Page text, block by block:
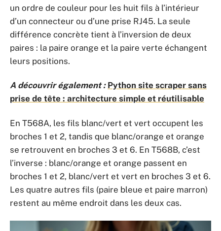
un ordre de couleur pour les huit fils à l’intérieur
d’un connecteur ou d’une prise RJ45. La seule
différence concrète tient à l’inversion de deux
paires : la paire orange et la paire verte échangent
leurs positions.
A découvrir également : Python site scraper sans
prise de tête : architecture simple et réutilisable
En T568A, les fils blanc/vert et vert occupent les
broches 1 et 2, tandis que blanc/orange et orange
se retrouvent en broches 3 et 6. En T568B, c’est
l’inverse : blanc/orange et orange passent en
broches 1 et 2, blanc/vert et vert en broches 3 et 6.
Les quatre autres fils (paire bleue et paire marron)
restent au même endroit dans les deux cas.